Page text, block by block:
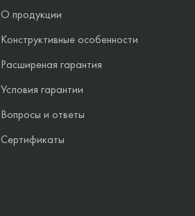
О продукции
Конструктивные особенности
Расширеная гарантия
Условия гарантии
Вопросы и ответы
Сертификаты